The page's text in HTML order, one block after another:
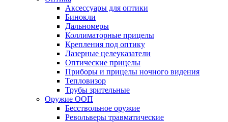
Аксессуары для оптики
Бинокли
Дальномеры
Коллиматорные прицелы
Крепления под оптику
Лазерные целеуказатели
Оптические прицелы
Приборы и прицелы ночного видения
Тепловизор
Трубы зрительные
Оружие ООП
Бесствольное оружие
Револьверы травматические